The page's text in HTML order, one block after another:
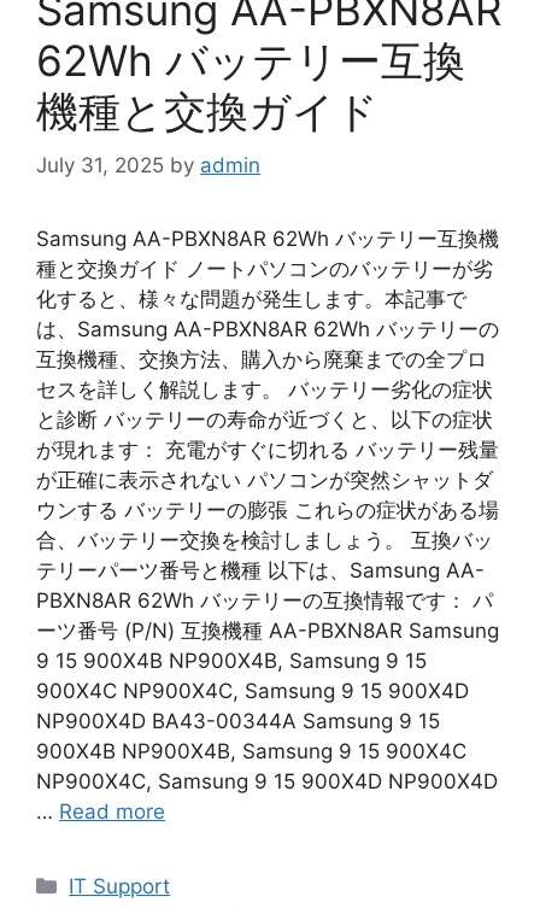
62Wh バッテリー互換
機種と交換ガイド
July 31, 2025 by admin
Samsung AA-PBXN8AR 62Wh バッテリー互換機
種と交換ガイド ノートパソコンのバッテリーが劣
化すると、様々な問題が発生します。本記事で
は、Samsung AA-PBXN8AR 62Wh バッテリーの
互換機種、交換方法、購入から廃棄までの全プロ
セスを詳しく解説します。 バッテリー劣化の症状
と診断 バッテリーの寿命が近づくと、以下の症状
が現れます： 充電がすぐに切れる バッテリー残量
が正確に表示されない パソコンが突然シャットダ
ウンする バッテリーの膨張 これらの症状がある場
合、バッテリー交換を検討しましょう。 互換バッ
テリーパーツ番号と機種 以下は、Samsung AA-
PBXN8AR 62Wh バッテリーの互換情報です： パ
ーツ番号 (P/N) 互換機種 AA-PBXN8AR Samsung
9 15 900X4B NP900X4B, Samsung 9 15
900X4C NP900X4C, Samsung 9 15 900X4D
NP900X4D BA43-00344A Samsung 9 15
900X4B NP900X4B, Samsung 9 15 900X4C
NP900X4C, Samsung 9 15 900X4D NP900X4D
… Read more
Categories
IT Support